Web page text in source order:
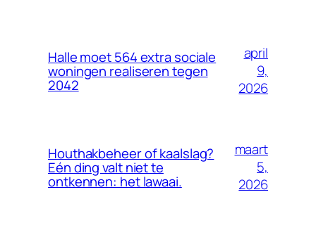
Halle moet 564 extra sociale
woningen realiseren tegen
2042
april
9,
2026
Houthakbeheer of kaalslag?
Eén ding valt niet te
ontkennen: het lawaai.
maart
5,
2026